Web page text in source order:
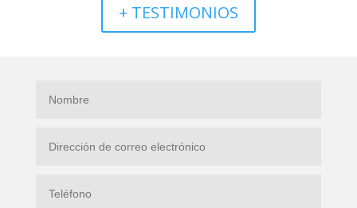
+ TESTIMONIOS